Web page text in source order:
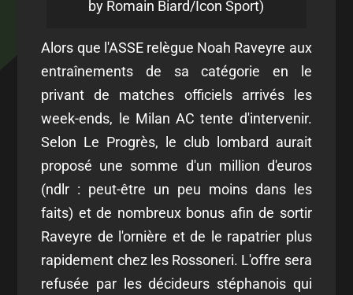
by Romain Biard/Icon Sport)
Alors que l'ASSE relègue Noah Raveyre aux
entraînements de sa catégorie en le
privant de matches officiels arrivés les
week-ends, le Milan AC tente d'intervenir.
Selon Le Progrès, le club lombard aurait
proposé une somme d'un million d'euros
(ndlr : peut-être un peu moins dans les
faits) et de nombreux bonus afin de sortir
Raveyre de l'ornière et de le rapatrier plus
rapidement chez les Rossoneri. L'offre sera
refusée par les décideurs stéphanois qui